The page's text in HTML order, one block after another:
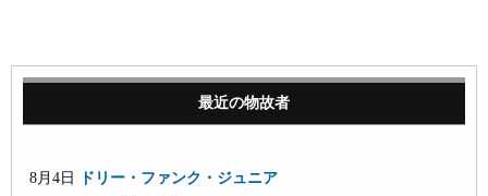
最近の物故者
8月4日
ドリー・ファンク・ジュニア